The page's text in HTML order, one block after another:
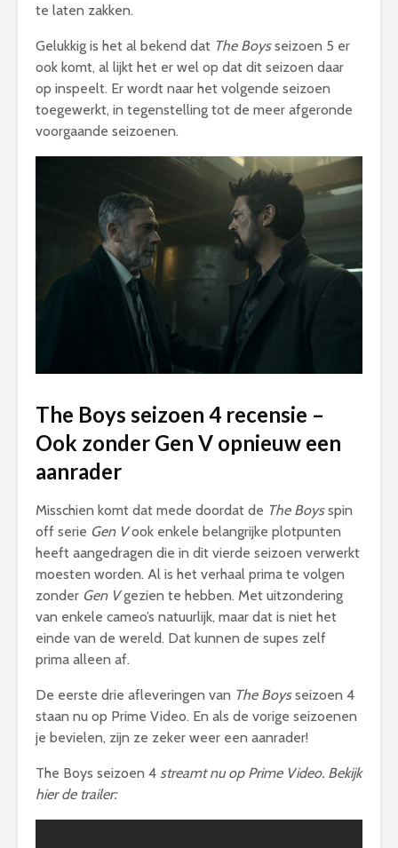
te laten zakken.
Gelukkig is het al bekend dat The Boysseizoen 5 er
ook komt, al lijkt het er wel op dat dit seizoen daar
op inspeelt. Er wordt naar het volgende seizoen
toegewerkt, in tegenstelling tot de meer afgeronde
voorgaande seizoenen.
The Boys seizoen 4 recensie –
Ook zonder Gen V opnieuw een
aanrader
Misschien komt dat mede doordat de The Boysspin
off serie Gen Vook enkele belangrijke plotpunten
heeft aangedragen die in dit vierde seizoen verwerkt
moesten worden. Al is het verhaal prima te volgen
zonder Gen Vgezien te hebben. Met uitzondering
van enkele cameo’s natuurlijk, maar dat is niet het
einde van de wereld. Dat kunnen de supes zelf
prima alleen af.
De eerste drie afleveringen van The Boysseizoen 4
staan nu op Prime Video. En als de vorige seizoenen
je bevielen, zijn ze zeker weer een aanrader!
The Boys seizoen 4 streamt nu op Prime Video. Bekijk
hier de trailer: